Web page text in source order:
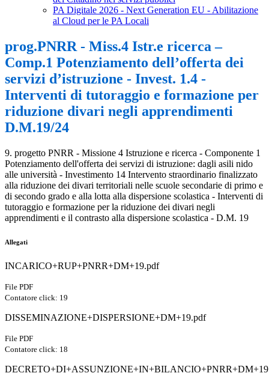
PA Digitale 2026 - Next Generation EU - Abilitazione
al Cloud per le PA Locali
prog.PNRR - Miss.4 Istr.e ricerca –
Comp.1 Potenziamento dell’offerta dei
servizi d’istruzione - Invest. 1.4 -
Interventi di tutoraggio e formazione per
riduzione divari negli apprendimenti
D.M.19/24
9. progetto PNRR - Missione 4 Istruzione e ricerca - Componente 1
Potenziamento dell'offerta dei servizi di istruzione: dagli asili nido
alle università - Investimento 14 Intervento straordinario finalizzato
alla riduzione dei divari territoriali nelle scuole secondarie di primo e
di secondo grado e alla lotta alla dispersione scolastica - Interventi di
tutoraggio e formazione per la riduzione dei divari negli
apprendimenti e il contrasto alla dispersione scolastica - D.M. 19
Allegati
INCARICO+RUP+PNRR+DM+19.pdf
File PDF
Contatore click: 19
DISSEMINAZIONE+DISPERSIONE+DM+19.pdf
File PDF
Contatore click: 18